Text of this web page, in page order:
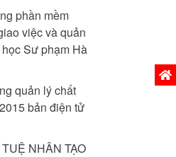
phần mềm
việc và quản
Sư phạm Hà
quản lý chất
bản điện tử
NHÂN TẠO